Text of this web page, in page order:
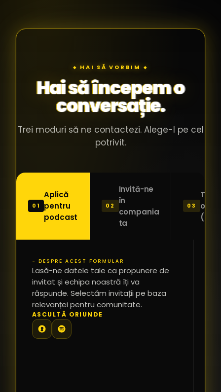
◆ HAI SĂ VORBIM ◆
Hai să începem o
conversație.
Trei moduri să ne contactezi. Alege-l pe cel
potrivit.
01
Aplică
pentru
podcast
02
Invită-ne
în
compania
ta
03
o
- DESPRE ACEST FORMULAR
Lasă-ne datele tale ca propunere de
invitat și echipa noastră îți va
răspunde. Selectăm invitații pe baza
relevanței pentru comunitate.
ASCULTĂ ORIUNDE